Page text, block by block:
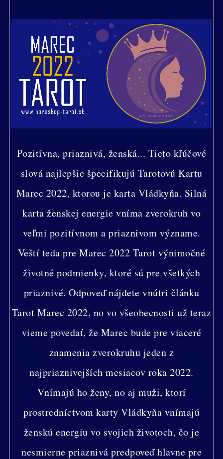
Pozitívna, priaznivá, ženská... Tieto kľúčové
slová najlepšie špecifikujú Tarotovú Kartu
Marec 2022, ktorou je karta Vládkyňa. Silná
karta ženskej energie vníma zverokruh vo
veľmi pozitívnom a priaznivom význame.
Veští teda pre Marec 2022 Tarot výnimočné
životné podmienky, ktoré sú pre všetkých
priaznivé. Odpoveď nájdete vnútri článku
Tarot Marec 2022, no vo všeobecnosti už teraz
vieme povedať, že Marec bude pre viaceré
znamenia zverokruhu jeden z
najpriaznivejších mesiacov roka 2022.
Vnímajú ho ženy, no aj muži, ktorí
prostredníctvom karty Vládkyňa vnímajú
ženskú energiu vo svojich životoch, čo je
nesmierne priaznivá predpoveď hlavne pre